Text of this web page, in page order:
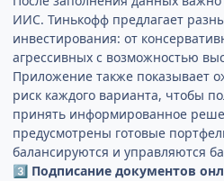
ИИС. Тинькофф предлагает
инвестирования: от
агрессивных с возможностью
Приложение также показывает
риск каждого варианта, чтобы
принять информированное
предусмотрены готовые
балансируются и управляются
3️⃣ Подписание документов